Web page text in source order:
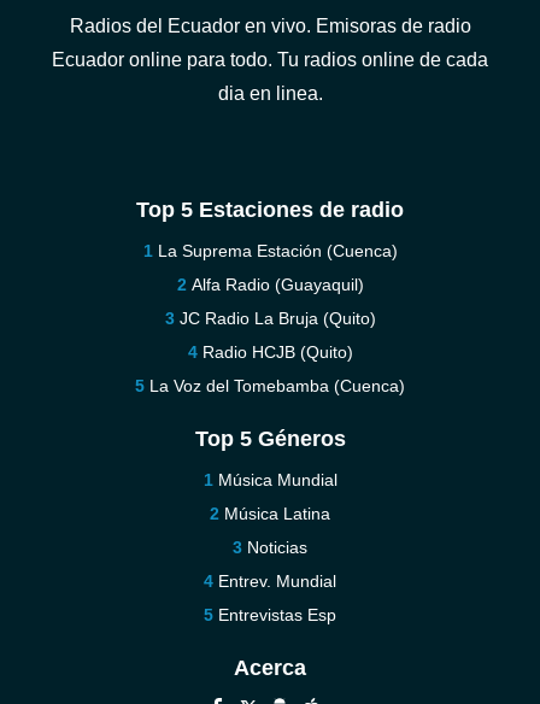
Radios del Ecuador en vivo. Emisoras de radio
Ecuador online para todo. Tu radios online de cada
dia en linea.
Top 5 Estaciones de radio
La Suprema Estación (Cuenca)
Alfa Radio (Guayaquil)
JC Radio La Bruja (Quito)
Radio HCJB (Quito)
La Voz del Tomebamba (Cuenca)
Top 5 Géneros
Música Mundial
Música Latina
Noticias
Entrev. Mundial
Entrevistas Esp
Acerca